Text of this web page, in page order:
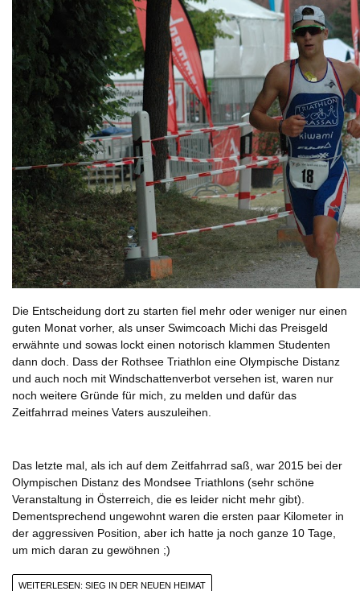
Die Entscheidung dort zu starten fiel mehr oder weniger nur einen
guten Monat vorher, als unser Swimcoach Michi das Preisgeld
erwähnte und sowas lockt einen notorisch klammen Studenten
dann doch. Dass der Rothsee Triathlon eine Olympische Distanz
und auch noch mit Windschattenverbot versehen ist, waren nur
noch weitere Gründe für mich, zu melden und dafür das
Zeitfahrrad meines Vaters auszuleihen.
Das letzte mal, als ich auf dem Zeitfahrrad saß, war 2015 bei der
Olympischen Distanz des Mondsee Triathlons (sehr schöne
Veranstaltung in Österreich, die es leider nicht mehr gibt).
Dementsprechend ungewohnt waren die ersten paar Kilometer in
der aggressiven Position, aber ich hatte ja noch ganze 10 Tage,
um mich daran zu gewöhnen ;)
WEITERLESEN: SIEG IN DER NEUEN HEIMAT